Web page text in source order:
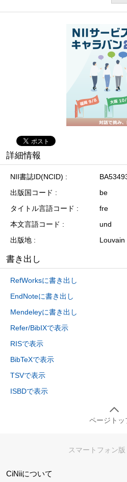
詳細情報
NII書誌ID(NCID)
出版国コード
be
タイトル言語コード
fre
本文言語コード
und
出版地
Louvain
書き出し
RefWorksに書き出し
EndNoteに書き出し
Mendeleyに書き出し
Refer/BibIXで表示
RISで表示
BibTeXで表示
TSVで表示
ISBDで表示
ページトッ
スマートフォン版
CiNiiについて